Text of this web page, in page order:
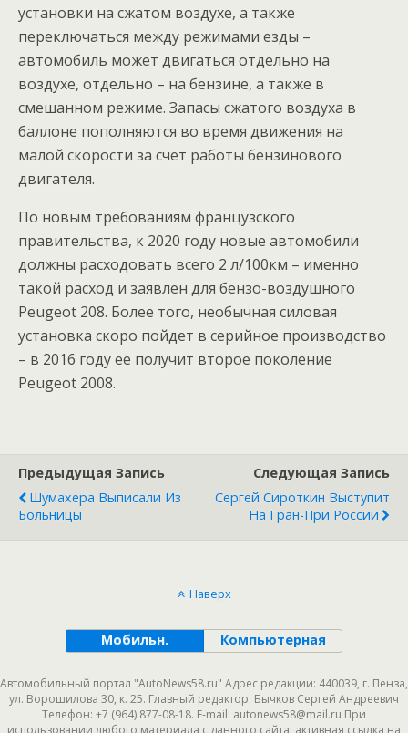
установки на сжатом воздухе, а также
переключаться между режимами езды –
автомобиль может двигаться отдельно на
воздухе, отдельно – на бензине, а также в
смешанном режиме. Запасы сжатого воздуха в
баллоне пополняются во время движения на
малой скорости за счет работы бензинового
двигателя.
По новым требованиям французского
правительства, к 2020 году новые автомобили
должны расходовать всего 2 л/100км – именно
такой расход и заявлен для бензо-воздушного
Peugeot 208. Более того, необычная силовая
установка скоро пойдет в серийное производство
– в 2016 году ее получит второе поколение
Peugeot 2008.
Предыдущая Запись
Шумахера Выписали Из
Больницы
Следующая Запись
Сергей Сироткин Выступит
На Гран-При России
Наверх
Мобильн. Компьютерная
Автомобильный портал "AutoNews58.ru" Адрес редакции: 440039, г. Пенза,
ул. Ворошилова 30, к. 25. Главный редактор: Бычков Сергей Андреевич
Телефон: +7 (964) 877-08-18. E-mail: autonews58@mail.ru При
использовании любого материала с данного сайта, активная ссылка на